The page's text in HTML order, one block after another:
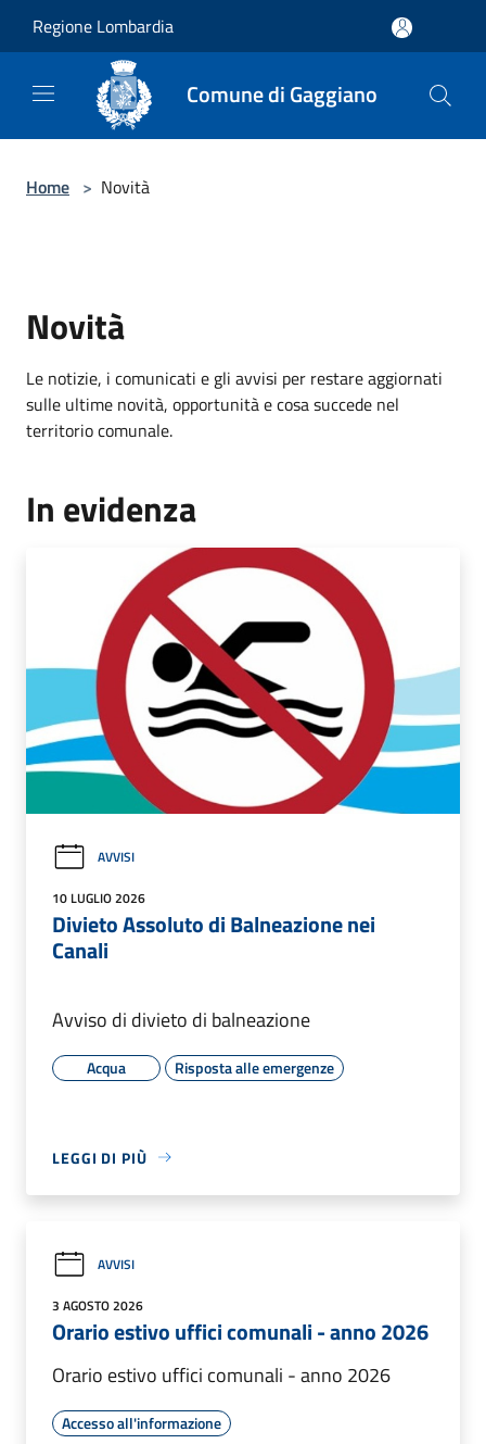
Regione Lombardia
Comune di Gaggiano
Home > Novità
Novità
Le notizie, i comunicati e gli avvisi per restare aggiornati
sulle ultime novità, opportunità e cosa succede nel
territorio comunale.
In evidenza
AVVISI
10 LUGLIO 2026
Divieto Assoluto di Balneazione nei
Canali
Avviso di divieto di balneazione
Acqua Risposta alle emergenze
LEGGI DI PIÙ
AVVISI
3 AGOSTO 2026
Orario estivo uffici comunali - anno 2026
Orario estivo uffici comunali - anno 2026
Accesso all'informazione